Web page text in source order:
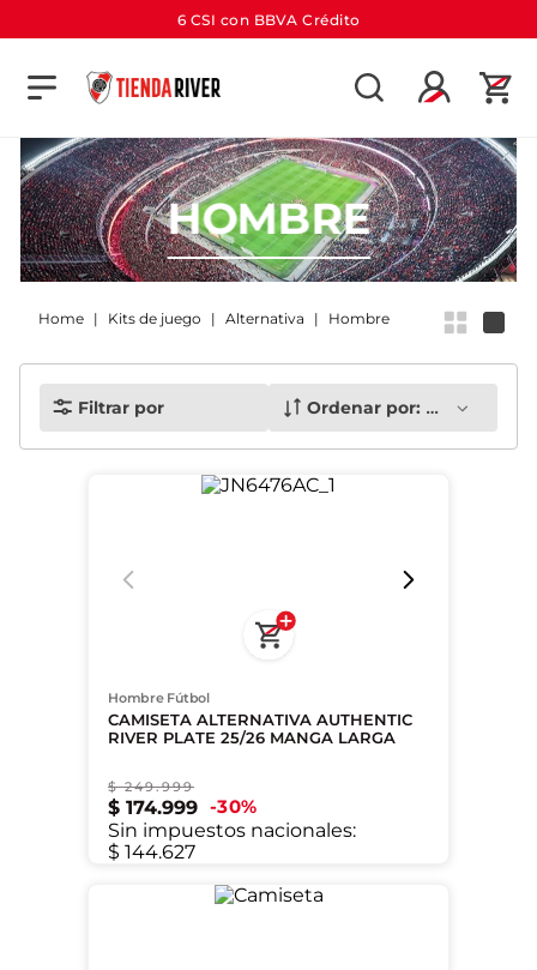
6 CSI con BBVA Crédito
HOMBRE
Kits de juego Alternativa Hombre
Filtrar por Ordenar por: Más
Hombre Fútbol
CAMISETA ALTERNATIVA AUTHENTIC
RIVER PLATE 25/26 MANGA LARGA
$ 249.999
$ 174.999 30%
Sin impuestos nacionales:
$ 144.627
XS
TÉRMINOS MÁS BUSCADOS
1.
camiseta
2.
campera
3.
gorra
4.
short
buzo
bolso